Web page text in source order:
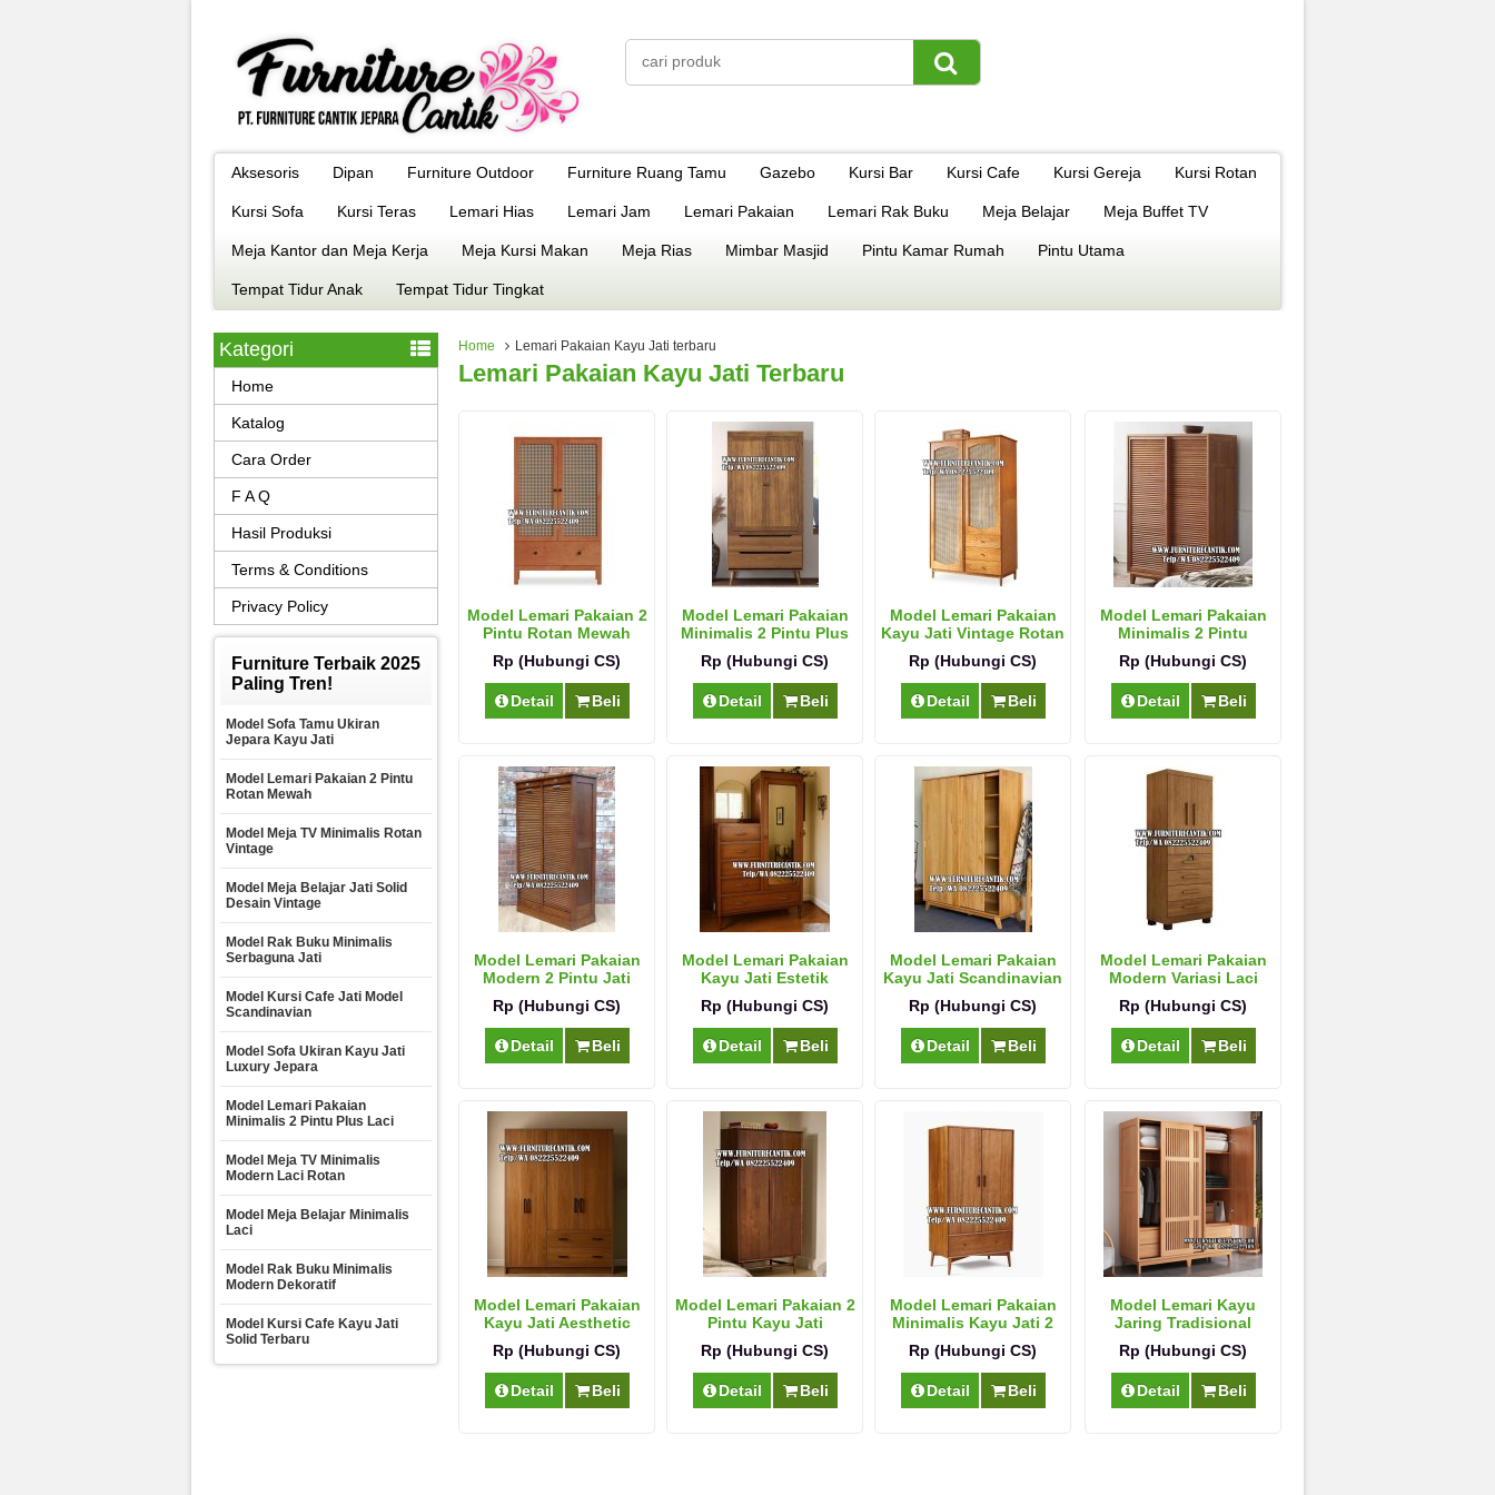
Aksesoris Dipan Furniture Outdoor Furniture Ruang Tamu Gazebo Kursi Bar Kursi Cafe Kursi Gereja Kursi Rotan
Kursi Sofa Kursi Teras Lemari Hias Lemari Jam Lemari Pakaian Lemari Rak Buku Meja Belajar Meja Buffet TV
Meja Kantor dan Meja Kerja Meja Kursi Makan Meja Rias Mimbar Masjid Pintu Kamar Rumah Pintu Utama
Tempat Tidur Anak Tempat Tidur Tingkat
Home Lemari Pakaian Kayu Jati terbaru
Lemari Pakaian Kayu Jati Terbaru
Model Lemari Pakaian 2
Pintu Rotan Mewah
Rp (Hubungi CS)
Detail Beli
Model Lemari Pakaian
Minimalis 2 Pintu Plus
Rp (Hubungi CS)
Detail Beli
Model Lemari Pakaian
Kayu Jati Vintage Rotan
Rp (Hubungi CS)
Detail Beli
Model Lemari Pakaian
Minimalis 2 Pintu
Rp (Hubungi CS)
Detail Beli
Model Lemari Pakaian
Modern 2 Pintu Jati
Rp (Hubungi CS)
Detail Beli
Model Lemari Pakaian
Kayu Jati Estetik
Rp (Hubungi CS)
Detail Beli
Model Lemari Pakaian
Kayu Jati Scandinavian
Rp (Hubungi CS)
Detail Beli
Model Lemari Pakaian
Modern Variasi Laci
Rp (Hubungi CS)
Detail Beli
Model Lemari Pakaian
Kayu Jati Aesthetic
Rp (Hubungi CS)
Detail Beli
Model Lemari Pakaian 2
Pintu Kayu Jati
Rp (Hubungi CS)
Detail Beli
Model Lemari Pakaian
Minimalis Kayu Jati 2
Rp (Hubungi CS)
Detail Beli
Model Lemari Kayu
Jaring Tradisional
Rp (Hubungi CS)
Detail Beli
Kategori
Home
Katalog
Cara Order
F A Q
Hasil Produksi
Terms & Conditions
Privacy Policy
Furniture Terbaik 2025
Paling Tren!
Model Sofa Tamu Ukiran
Jepara Kayu Jati
Model Lemari Pakaian 2 Pintu
Rotan Mewah
Model Meja TV Minimalis Rotan
Vintage
Model Meja Belajar Jati Solid
Desain Vintage
Model Rak Buku Minimalis
Serbaguna Jati
Model Kursi Cafe Jati Model
Scandinavian
Model Sofa Ukiran Kayu Jati
Luxury Jepara
Model Lemari Pakaian
Minimalis 2 Pintu Plus Laci
Model Meja TV Minimalis
Modern Laci Rotan
Model Meja Belajar Minimalis
Laci
Model Rak Buku Minimalis
Modern Dekoratif
Model Kursi Cafe Kayu Jati
Solid Terbaru